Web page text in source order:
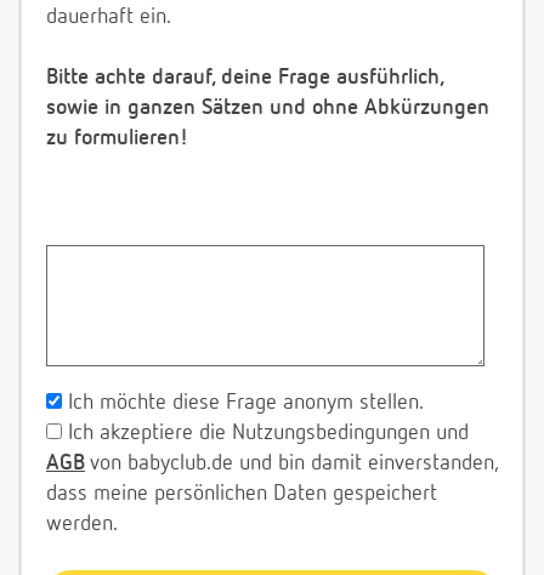
dauerhaft ein.
Bitte achte darauf, deine Frage ausführlich,
sowie in ganzen Sätzen und ohne Abkürzungen
zu formulieren!
Ich möchte diese Frage anonym stellen.
Ich akzeptiere die Nutzungsbedingungen und
AGB von babyclub.de und bin damit einverstanden,
dass meine persönlichen Daten gespeichert
werden.